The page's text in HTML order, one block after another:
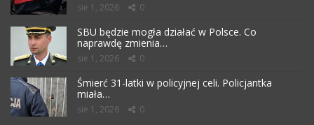
sie 1, 2026 0
SBU będzie mogła działać w Polsce. Co
naprawdę zmienia…
sie 1, 2026 0
Śmierć 31-latki w policyjnej celi. Policjantka
miała…
sie 1, 2026 0